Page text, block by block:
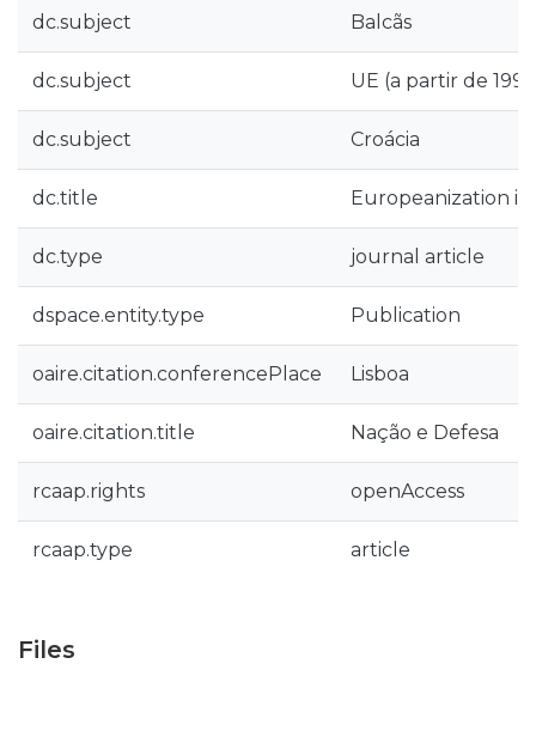
dc.subject Balcãs
dc.subject UE (a partir de
dc.subject Croácia
dc.title Europeanization
dc.type journal article
dspace.entity.type Publication
oaire.citation.conferencePlace Lisboa
oaire.citation.title Nação e Defesa
rcaap.rights openAccess
rcaap.type article
Files